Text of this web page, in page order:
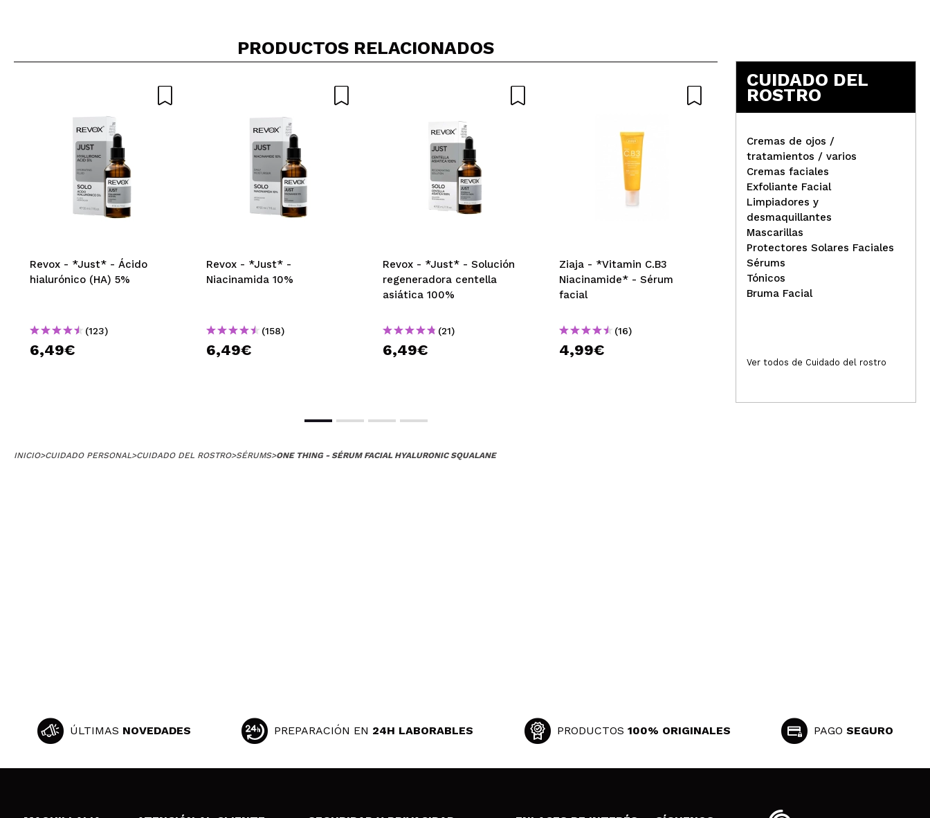
PRODUCTOS RELACIONADOS
Revox - *Just* - Ácido
hialurónico (HA) 5%
(123)
6,49€
Revox - *Just* -
Niacinamida 10%
(158)
6,49€
Revox - *Just* - Solución
regeneradora centella
asiática 100%
(21)
6,49€
Ziaja - *Vitamin C.B3
Niacinamide* - Sérum
facial
(16)
4,99€
Revox - Sérum facial
suavizante Japanese
Routine
CUIDADO DEL
ROSTRO
Cremas de ojos /
tratamientos / varios
Cremas faciales
Exfoliante Facial
Limpiadores y
desmaquillantes
Mascarillas
Protectores Solares Faciales
Sérums
Tónicos
Bruma Facial
Ver todos de Cuidado del rostro
INICIO>CUIDADO PERSONAL >CUIDADO DEL ROSTRO>SÉRUMS>ONE THING - SÉRUM FACIAL HYALURONIC SQUALANE
ÚLTIMAS NOVEDADES PREPARACIÓN EN 24H LABORABLES PRODUCTOS 100% ORIGINALES PAGO SEGURO